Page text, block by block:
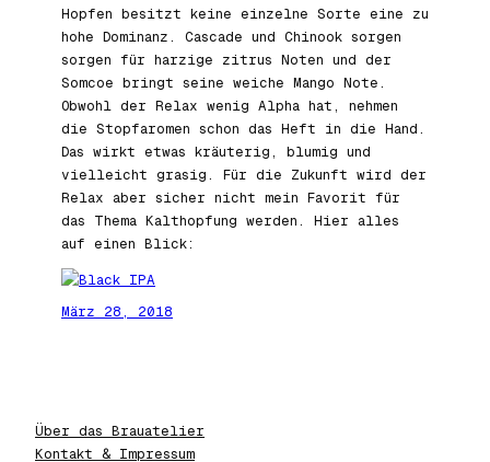
Hopfen besitzt keine einzelne Sorte eine zu
hohe Dominanz. Cascade und Chinook sorgen
sorgen für harzige zitrus Noten und der
Somcoe bringt seine weiche Mango Note.
Obwohl der Relax wenig Alpha hat, nehmen
die Stopfaromen schon das Heft in die Hand.
Das wirkt etwas kräuterig, blumig und
vielleicht grasig. Für die Zukunft wird der
Relax aber sicher nicht mein Favorit für
das Thema Kalthopfung werden. Hier alles
auf einen Blick:
März 28, 2018
Über das Brauatelier
Kontakt & Impressum